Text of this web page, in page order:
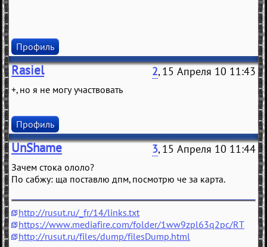
Профиль
Rasiel 2, 15 Апреля 10 11:43
+, но я не могу участвовать
Профиль
UnShame 3, 15 Апреля 10 11:44
Зачем стока ололо?
По сабжу: ща поставлю дпм, посмотрю че за карта.
http://rusut.ru/_fr/14/links.txt
https://www.mediafire.com/folder/1ww9zpl63q2pc/RT
http://rusut.ru/files/dump/filesDump.html